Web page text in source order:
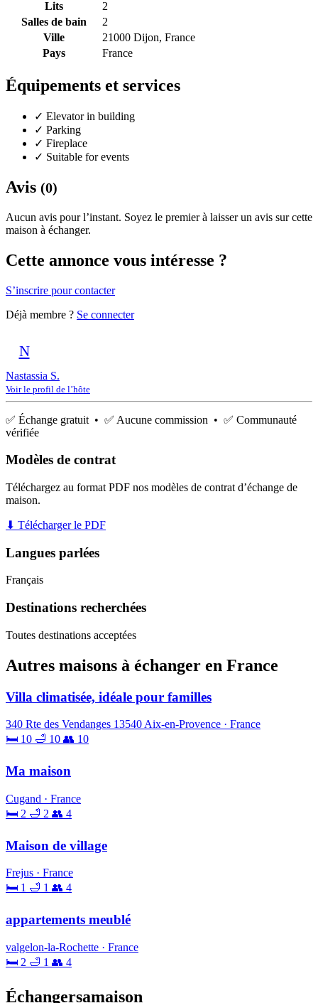
Lits
2
Salles de bain
2
Ville
21000 Dijon, France
Pays
France
Équipements et services
✓ Elevator in building
✓ Parking
✓ Fireplace
✓ Suitable for events
Avis (0)
Aucun avis pour l’instant. Soyez le premier à laisser un avis sur cette
maison à échanger.
Cette annonce vous intéresse ?
S’inscrire pour contacter
Déjà membre ? Se connecter
N
Nastassia S.
Voir le profil de l’hôte
✅ Échange gratuit • ✅ Aucune commission • ✅ Communauté
vérifiée
Modèles de contrat
Téléchargez au format PDF nos modèles de contrat d’échange de
maison.
⬇ Télécharger le PDF
Langues parlées
Français
Destinations recherchées
Toutes destinations acceptées
Autres maisons à échanger en France
Villa climatisée, idéale pour familles
340 Rte des Vendanges 13540 Aix-en-Provence · France
🛏 10 🛁 10 👥 10
Ma maison
Cugand · France
🛏 2 🛁 2 👥 4
Maison de village
Frejus · France
🛏 1 🛁 1 👥 4
appartements meublé
valgelon-la-Rochette · France
🛏 2 🛁 1 👥 4
Échangersamaison